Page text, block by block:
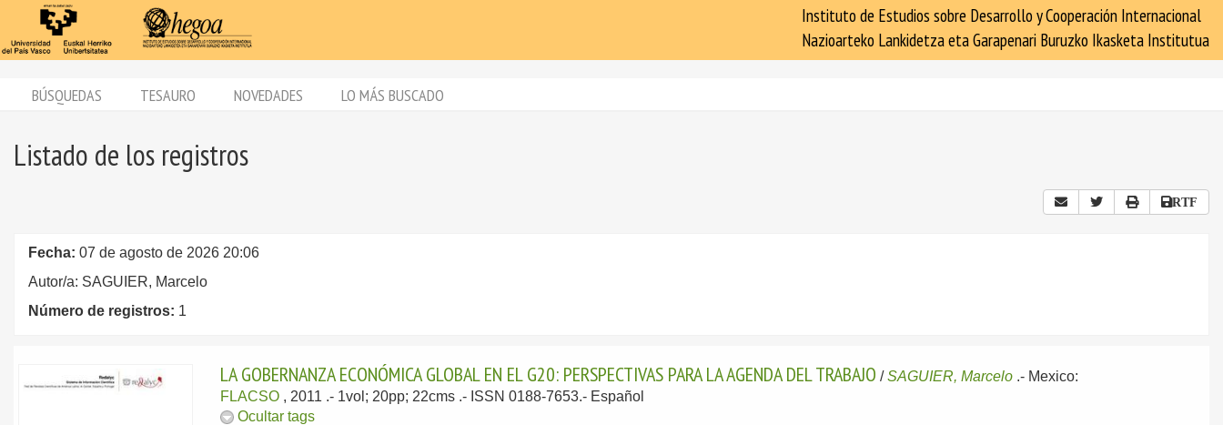
Instituto de Estudios sobre Desarrollo y Cooperación Internacional
Nazioarteko Lankidetza eta Garapenari Buruzko Ikasketa Institutua
BÚSQUEDAS TESAURO NOVEDADES LO MÁS BUSCADO
Listado de los registros
RTF
Fecha: 07 de agosto de 2026 20:06
Autor/a: SAGUIER, Marcelo
Número de registros: 1
LA GOBERNANZA ECONÓMICA GLOBAL EN EL G20: PERSPECTIVAS PARA LA AGENDA DEL TRABAJO /SAGUIER, Marcelo .- Mexico:
FLACSO , 2011 .- 1vol; 20pp; 22cms .- ISSN 0188-7653.- Español
Ocultar tags